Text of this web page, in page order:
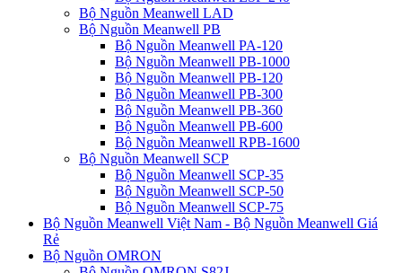
Bộ Nguồn Meanwell LAD
Bộ Nguồn Meanwell PB
Bộ Nguồn Meanwell PA-120
Bộ Nguồn Meanwell PB-1000
Bộ Nguồn Meanwell PB-120
Bộ Nguồn Meanwell PB-300
Bộ Nguồn Meanwell PB-360
Bộ Nguồn Meanwell PB-600
Bộ Nguồn Meanwell RPB-1600
Bộ Nguồn Meanwell SCP
Bộ Nguồn Meanwell SCP-35
Bộ Nguồn Meanwell SCP-50
Bộ Nguồn Meanwell SCP-75
Bộ Nguồn Meanwell Việt Nam - Bộ Nguồn Meanwell Giá
Rẻ
Bộ Nguồn OMRON